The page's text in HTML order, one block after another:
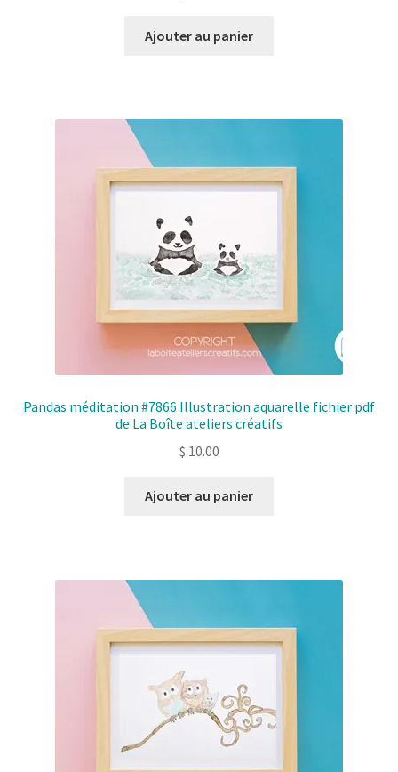
Ajouter au panier
Pandas méditation #7866 Illustration aquarelle fichier pdf
de La Boîte ateliers créatifs
$ 10.00
Ajouter au panier